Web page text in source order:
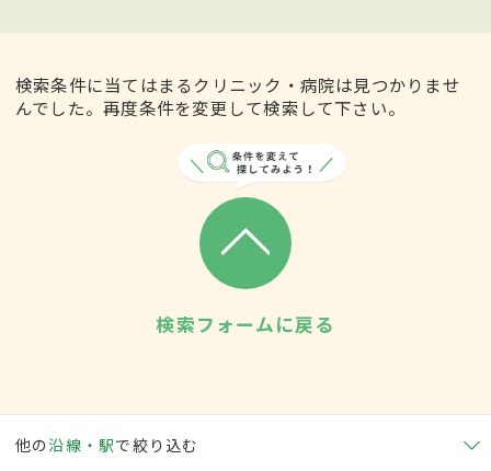
検索条件に当てはまるクリニック・病院は見つかりませ
んでした。再度条件を変更して検索して下さい。
検索フォームに戻る
他の沿線・駅で絞り込む